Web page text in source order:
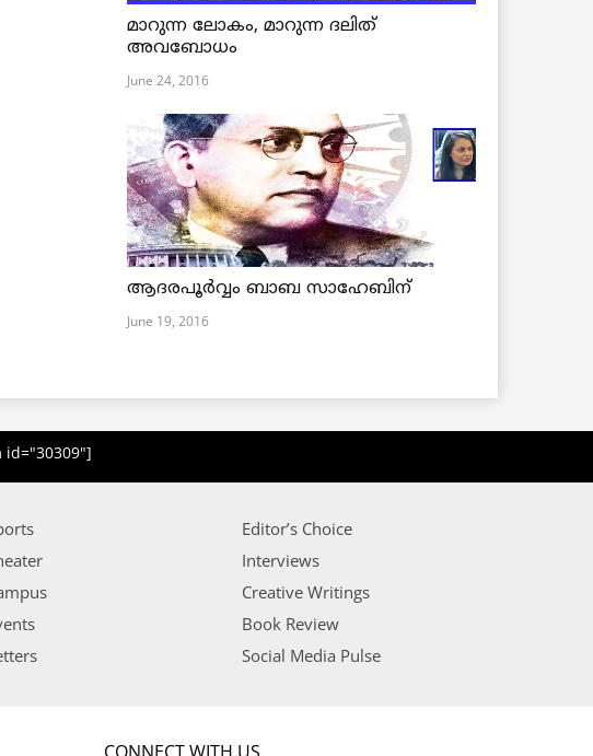
മാറുന്ന ലോകം, മാറുന്ന ദലിത്
അവബോധം
June 24, 2016
ആദരപൂര്‍വ്വം ബാബ സാഹേബിന്
June 19, 2016
id="30309"]
Editor’s Choice
Interviews
Creative Writings
Book Review
Social Media Pulse